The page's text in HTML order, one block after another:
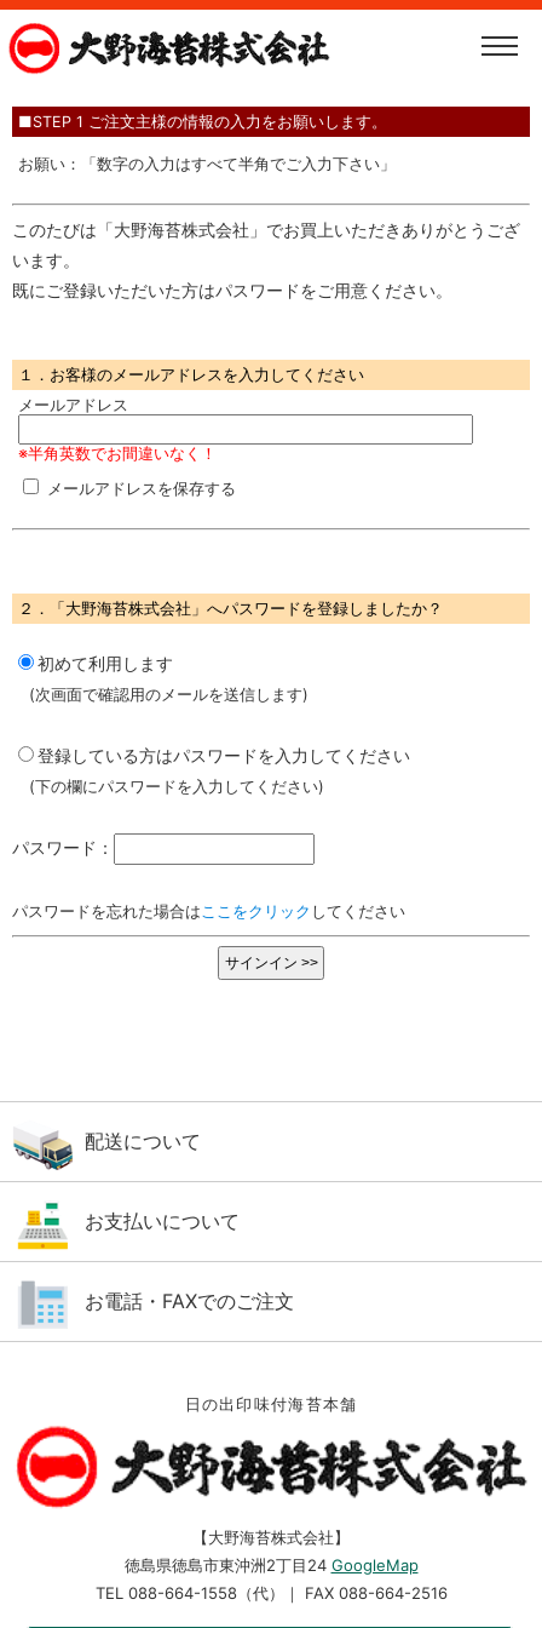
■STEP 1 ご注文主様の情報の入力をお願いします。
お願い：「数字の入力はすべて半角でご入力下さい」
このたびは「大野海苔株式会社」でお買上いただきありがとうござ
います。
既にご登録いただいた方はパスワードをご用意ください。
１．お客様のメールアドレスを入力してください
メールアドレス
※半角英数でお間違いなく！
メールアドレスを保存する
２．「大野海苔株式会社」へパスワードを登録しましたか？
初めて利用します
(次画面で確認用のメールを送信します)
登録している方はパスワードを入力してください
(下の欄にパスワードを入力してください)
パスワード：
パスワードを忘れた場合は ここをクリック してください
配送について
お支払いについて
お電話・FAXでのご注文
日の出印味付海苔本舗
【大野海苔株式会社】
徳島県徳島市東沖洲2丁目24 GoogleMap
TEL 088-664-1558（代）｜ FAX 088-664-2516